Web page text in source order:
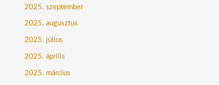
2025. szeptember
2025. augusztus
2025. július
2025. április
2025. március